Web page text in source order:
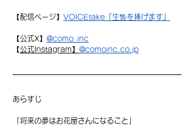
【配信ページ】 VOICEtake『生贄を捧げます』
【公式X】 @como_inc
【公式Instagram】 @comoinc.co.jp
あらすじ
「将来の夢はお花屋さんになること」